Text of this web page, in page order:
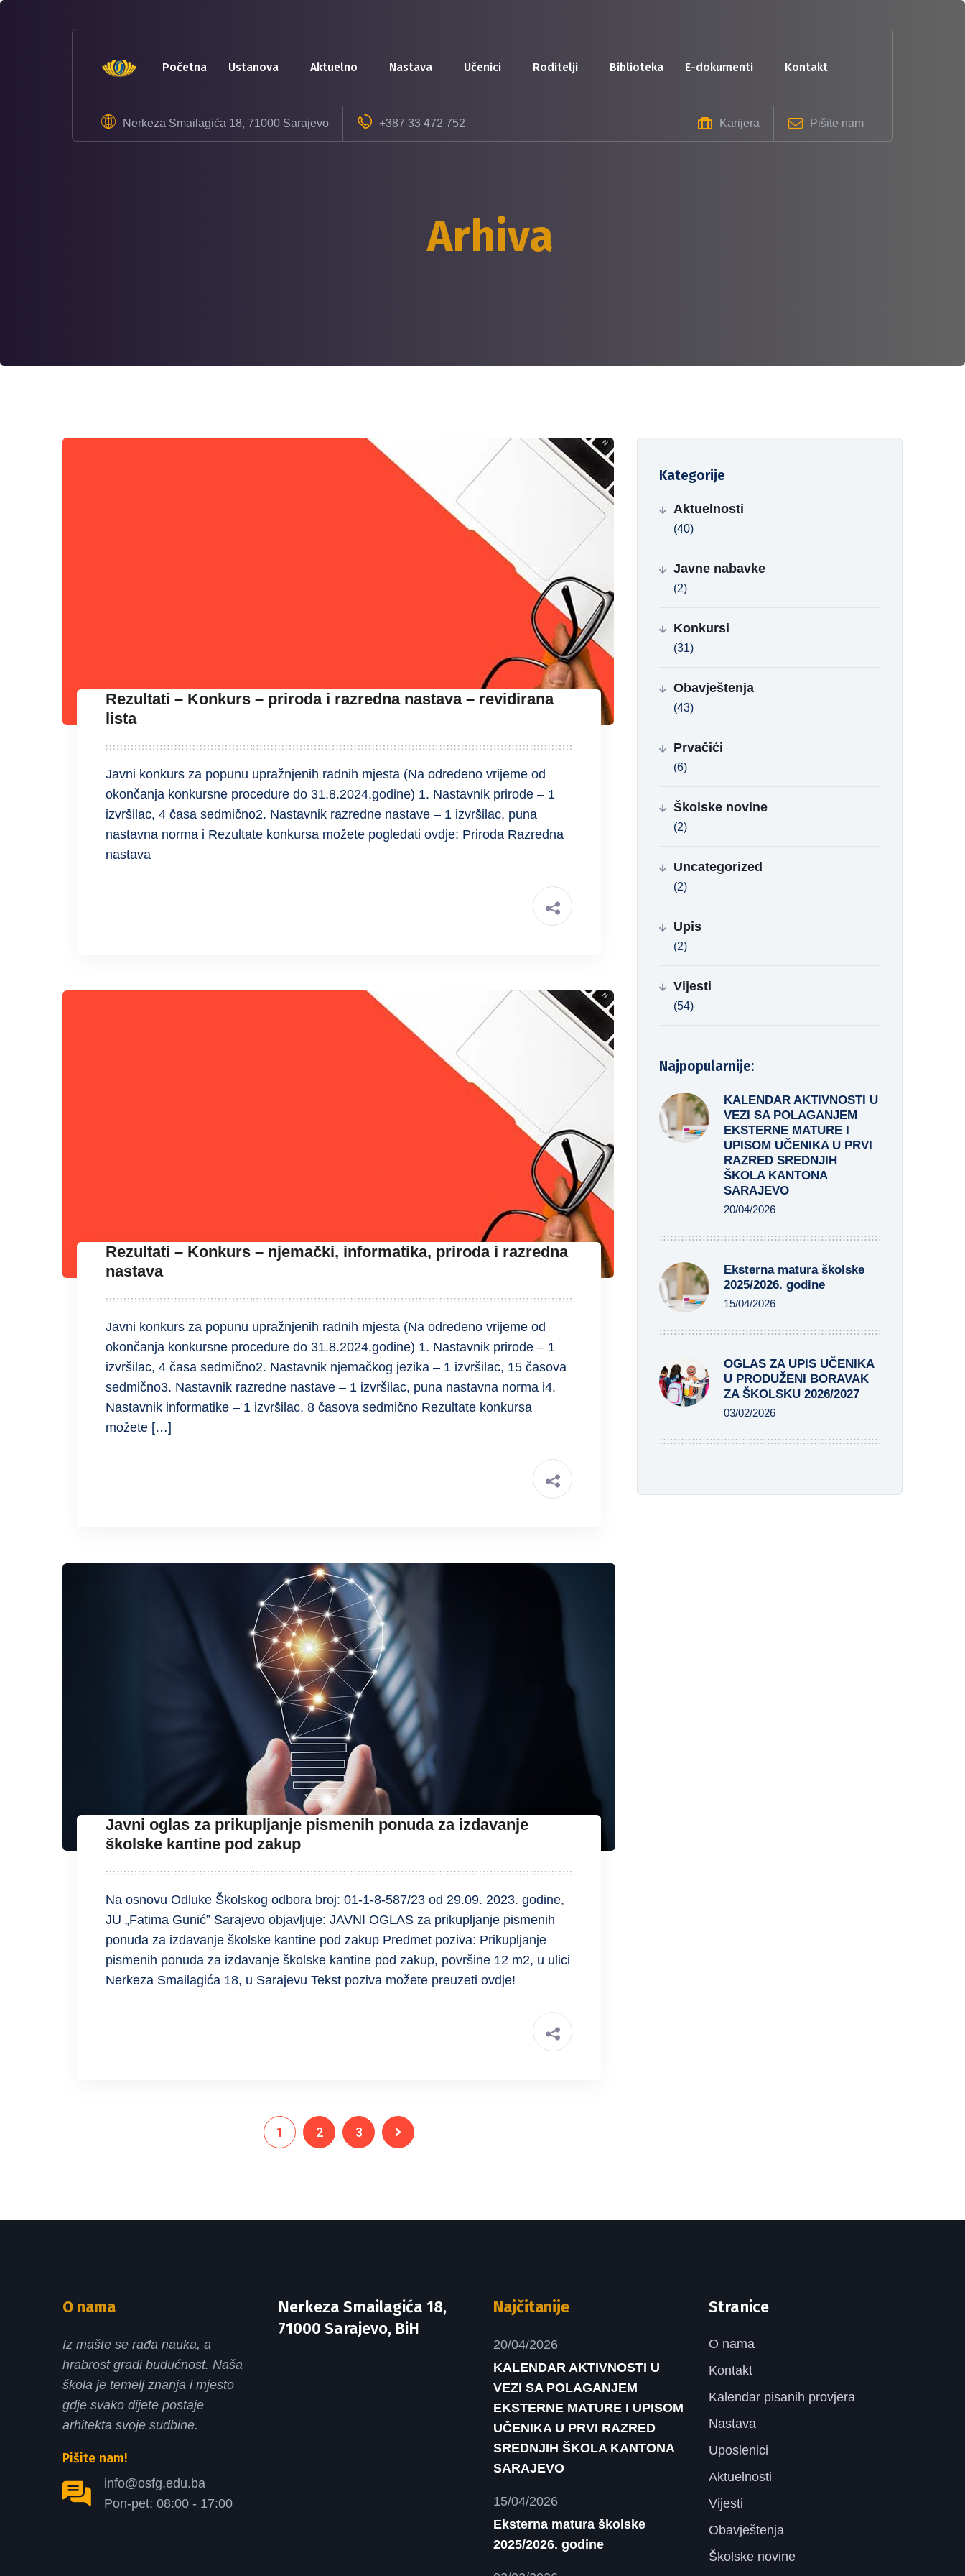
početna ustanova aktuelno nastava učenici roditelji biblioteka e-dokumenti kontakt
Nerkeza Smailagića 18, 71000 Sarajevo +387 33 472 752 Karijera Pišite nam
Arhiva
Rezultati – Konkurs – priroda i razredna nastava – revidirana
lista
Javni konkurs za popunu upražnjenih radnih mjesta (Na određeno vrijeme od
okončanja konkursne procedure do 31.8.2024.godine) 1. Nastavnik prirode – 1
izvršilac, 4 časa sedmično2. Nastavnik razredne nastave – 1 izvršilac, puna
nastavna norma i Rezultate konkursa možete pogledati ovdje: Priroda Razredna
nastava
Rezultati – Konkurs – njemački, informatika, priroda i razredna
nastava
Javni konkurs za popunu upražnjenih radnih mjesta (Na određeno vrijeme od
okončanja konkursne procedure do 31.8.2024.godine) 1. Nastavnik prirode – 1
izvršilac, 4 časa sedmično2. Nastavnik njemačkog jezika – 1 izvršilac, 15 časova
sedmično3. Nastavnik razredne nastave – 1 izvršilac, puna nastavna norma i4.
Nastavnik informatike – 1 izvršilac, 8 časova sedmično Rezultate konkursa
možete […]
Javni oglas za prikupljanje pismenih ponuda za izdavanje
školske kantine pod zakup
Na osnovu Odluke Školskog odbora broj: 01-1-8-587/23 od 29.09. 2023. godine,
JU „Fatima Gunić” Sarajevo objavljuje: JAVNI OGLAS za prikupljanje pismenih
ponuda za izdavanje školske kantine pod zakup Predmet poziva: Prikupljanje
pismenih ponuda za izdavanje školske kantine pod zakup, površine 12 m2, u ulici
Nerkeza Smailagića 18, u Sarajevu Tekst poziva možete preuzeti ovdje!
1 2 3
Kategorije
Aktuelnosti
(40)
Javne nabavke
(2)
Konkursi
(31)
Obavještenja
(43)
Prvačići
(6)
Školske novine
(2)
Uncategorized
(2)
Upis
(2)
Vijesti
(54)
Najpopularnije:
KALENDAR AKTIVNOSTI U
VEZI SA POLAGANJEM
EKSTERNE MATURE I
UPISOM UČENIKA U PRVI
RAZRED SREDNJIH
ŠKOLA KANTONA
SARAJEVO
20/04/2026
Eksterna matura školske
2025/2026. godine
15/04/2026
OGLAS ZA UPIS UČENIKA
U PRODUŽENI BORAVAK
ZA ŠKOLSKU 2026/2027
03/02/2026
O nama
Iz mašte se rađa nauka, a
hrabrost gradi budućnost. Naša
škola je temelj znanja i mjesto
gdje svako dijete postaje
arhitekta svoje sudbine.
Pišite nam!
info@osfg.edu.ba
Pon-pet: 08:00 - 17:00
Nerkeza Smailagića 18,
71000 Sarajevo, BiH
Najčitanije
20/04/2026
KALENDAR AKTIVNOSTI U
VEZI SA POLAGANJEM
EKSTERNE MATURE I UPISOM
UČENIKA U PRVI RAZRED
SREDNJIH ŠKOLA KANTONA
SARAJEVO
15/04/2026
Eksterna matura školske
2025/2026. godine
Stranice
O nama
Kontakt
Kalendar pisanih provjera
Nastava
Uposlenici
Aktuelnosti
Vijesti
Obavještenja
Školske novine